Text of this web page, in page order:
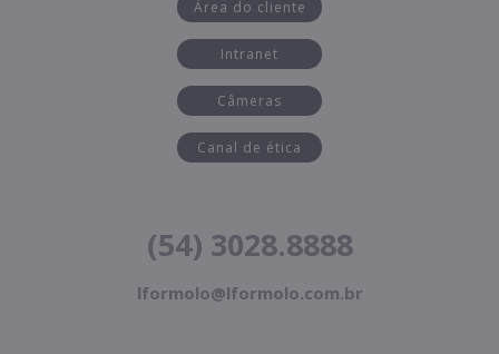
Área do cliente
Intranet
Câmeras
Canal de ética
(54) 3028.8888
lformolo@lformolo.com.br